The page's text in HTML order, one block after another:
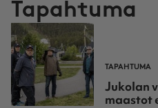
Tapahtuma
TAPAHTUMA
Jukolan
maastot